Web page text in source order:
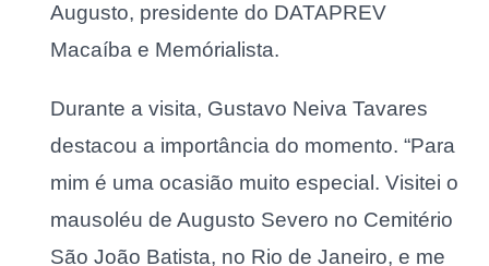
Augusto, presidente do DATAPREV
Macaíba e Memórialista.
Durante a visita, Gustavo Neiva Tavares
destacou a importância do momento. “Para
mim é uma ocasião muito especial. Visitei o
mausoléu de Augusto Severo no Cemitério
São João Batista, no Rio de Janeiro, e me